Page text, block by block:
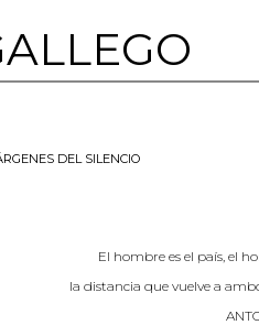
DEL SILENCIO
El hombre es el país, el
la distancia que vuelve a
A